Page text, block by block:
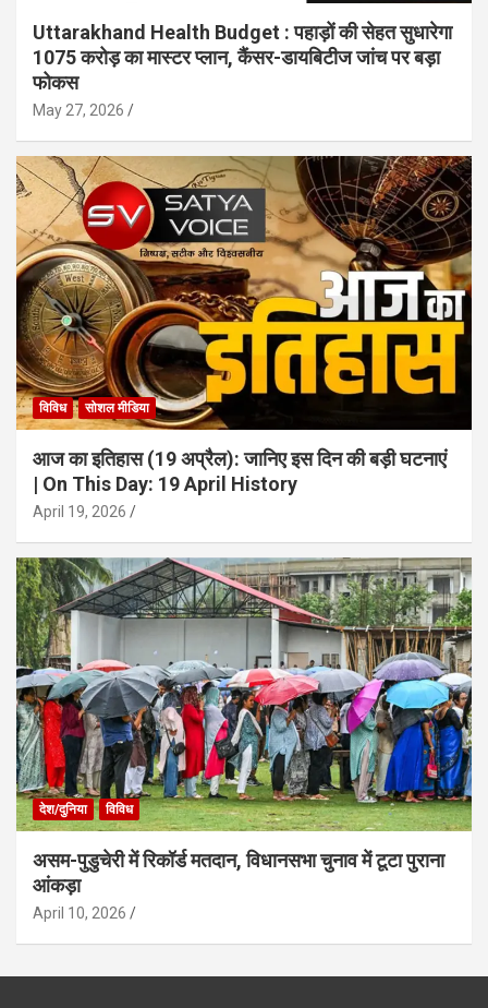
Uttarakhand Health Budget : पहाड़ों की सेहत सुधारेगा
1075 करोड़ का मास्टर प्लान, कैंसर-डायबिटीज जांच पर बड़ा
फोकस
May 27, 2026
विविध सोशल मीडिया
आज का इतिहास (19 अप्रैल): जानिए इस दिन की बड़ी घटनाएं
| On This Day: 19 April History
April 19, 2026
देश/दुनिया विविध
असम-पुडुचेरी में रिकॉर्ड मतदान, विधानसभा चुनाव में टूटा पुराना
आंकड़ा
April 10, 2026